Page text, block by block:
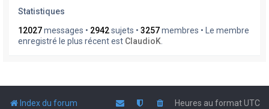
Statistiques
12027messages • 2942sujets • 3257membres • Le membre
enregistré le plus récent est ClaudioK
Index du forum Heures au formatUTC